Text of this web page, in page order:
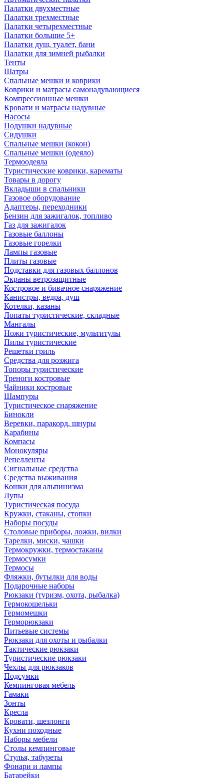
Палатки двухместные
Палатки трехместные
Палатки четырехместные
Палатки большие 5+
Палатки душ, туалет, бани
Палатки для зимней рыбалки
Тенты
Шатры
Спальные мешки и коврики
Коврики и матрасы самонадувающиеся
Компрессионные мешки
Кровати и матрасы надувные
Насосы
Подушки надувные
Сидушки
Спальные мешки (кокон)
Спальные мешки (одеяло)
Термоодеяла
Туристические коврики, карематы
Товары в дорогу
Вкладыши в спальники
Газовое оборудование
Адаптеры, переходники
Бензин для зажигалок, топливо
Газ для зажигалок
Газовые баллоны
Газовые горелки
Лампы газовые
Плиты газовые
Подставки для газовых баллонов
Экраны ветрозащитные
Костровое и бивачное снаряжение
Канистры, ведра, душ
Котелки, казаны
Лопаты туристические, складные
Мангалы
Ножи туристические, мультитулы
Пилы туристические
Решетки гриль
Средства для розжига
Топоры туристические
Треноги костровые
Чайники костровые
Шампуры
Туристическое снаряжение
Бинокли
Веревки, паракорд, шнуры
Карабины
Компасы
Монокуляры
Репелленты
Сигнальные средства
Средства выживания
Кошки для альпинизма
Лупы
Туристическая посуда
Кружки, стаканы, стопки
Наборы посуды
Столовые приборы, ложки, вилки
Тарелки, миски, чашки
Термокружки, термостаканы
Термосумки
Термосы
Фляжки, бутылки для воды
Подарочные наборы
Рюкзаки (туризм, охота, рыбалка)
Гермокошельки
Гермомешки
Герморюкзаки
Питьевые системы
Рюкзаки для охоты и рыбалки
Тактические рюкзаки
Туристические рюкзаки
Чехлы для рюкзаков
Подсумки
Кемпинговая мебель
Гамаки
Зонты
Кресла
Кровати, шезлонги
Кухни походные
Наборы мебели
Столы кемпинговые
Стулья, табуреты
Фонари и лампы
Батарейки